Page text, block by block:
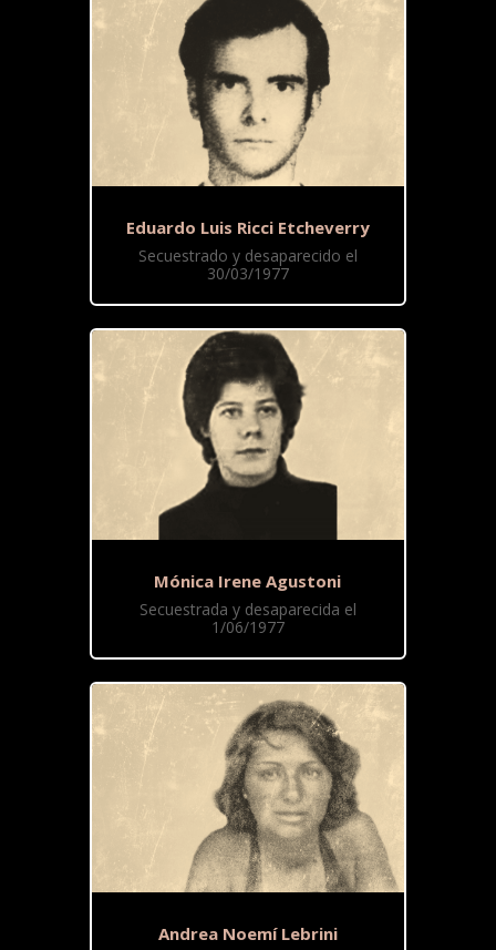
Eduardo Luis Ricci Etcheverry
Secuestrado y desaparecido el
30/03/1977
Mónica Irene Agustoni
Secuestrada y desaparecida el
1/06/1977
Andrea Noemí Lebrini